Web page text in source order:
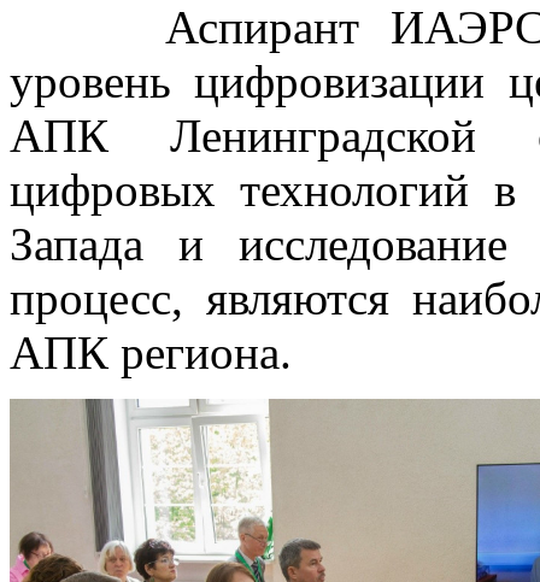
Аспирант ИАЭРСТ
уровень цифровизации
АПК Ленинградской
цифровых технологий
Запада и
процесс, являются
АПК региона.